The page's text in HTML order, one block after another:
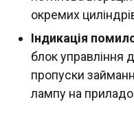
окремих
Індикація
блок управління
пропуски
лампу на